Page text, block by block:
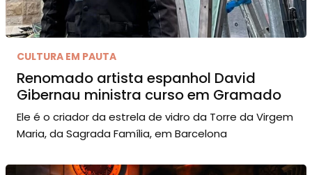
CULTURA EM PAUTA
Renomado artista espanhol David
Gibernau ministra curso em Gramado
Ele é o criador da estrela de vidro da Torre da Virgem
Maria, da Sagrada Família, em Barcelona